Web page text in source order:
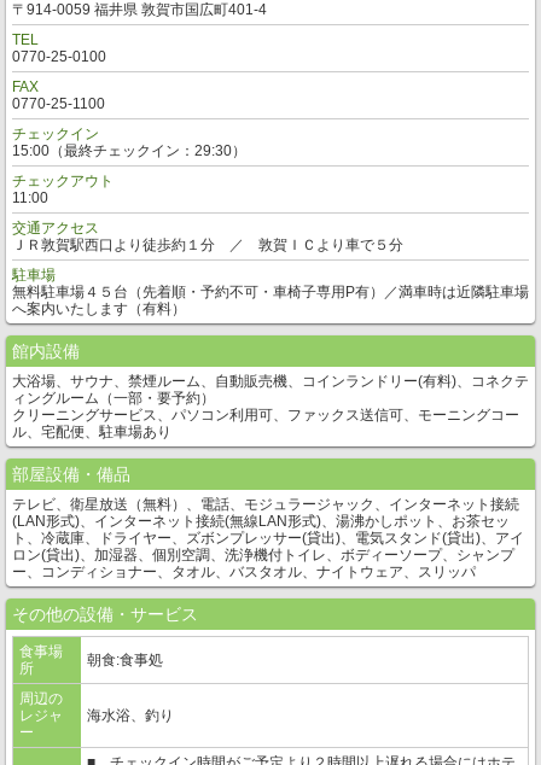
〒914-0059 福井県 敦賀市国広町401-4
TEL
0770-25-0100
FAX
0770-25-1100
チェックイン
15:00（最終チェックイン：29:30）
チェックアウト
11:00
交通アクセス
ＪＲ敦賀駅西口より徒歩約１分 ／ 敦賀ＩＣより車で５分
駐車場
無料駐車場４５台（先着順・予約不可・車椅子専用P有）／満車時は近隣駐車場
へ案内いたします（有料）
館内設備
大浴場、サウナ、禁煙ルーム、自動販売機、コインランドリー(有料)、コネクテ
ィングルーム（一部・要予約）
クリーニングサービス、パソコン利用可、ファックス送信可、モーニングコー
ル、宅配便、駐車場あり
部屋設備・備品
テレビ、衛星放送（無料）、電話、モジュラージャック、インターネット接続
(LAN形式)、インターネット接続(無線LAN形式)、湯沸かしポット、お茶セッ
ト、冷蔵庫、ドライヤー、ズボンプレッサー(貸出)、電気スタンド(貸出)、アイ
ロン(貸出)、加湿器、個別空調、洗浄機付トイレ、ボディーソープ、シャンプ
ー、コンディショナー、タオル、バスタオル、ナイトウェア、スリッパ
その他の設備・サービス
食事場
所
朝食:食事処
周辺の
レジャ
ー
海水浴、釣り